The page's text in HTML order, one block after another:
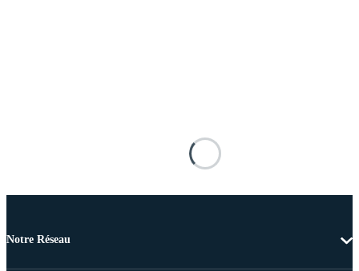
Notre Réseau